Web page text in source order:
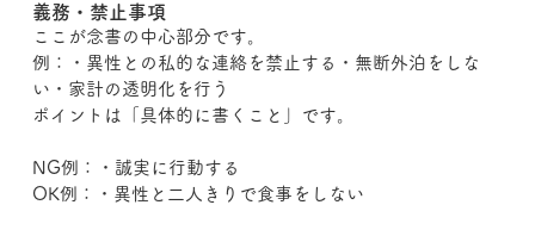
義務・禁止事項
ここが念書の中心部分です。
例：・異性との私的な連絡を禁止する・無断外泊をしな
い・家計の透明化を行う
ポイントは「具体的に書くこと」です。
NG例：・誠実に行動する
OK例：・異性と二人きりで食事をしない